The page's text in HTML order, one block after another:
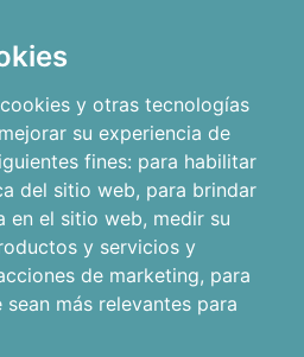
y otras tecnologías
su experiencia de
fines: para habilitar
del sitio web, para brindar
en el sitio web, medir su
y servicios y
de marketing, para
más relevantes para